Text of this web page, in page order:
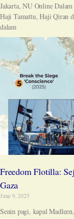
Jakarta, NU Online
Haji Tamattu, Haji Qiran
dalam
Freedom Flotilla:
Gaza
June 9, 2025
Senin pagi, kapal